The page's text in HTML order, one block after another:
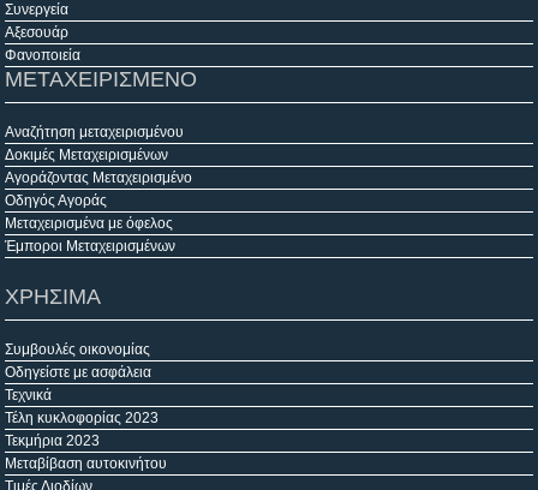
Συνεργεία
Αξεσουάρ
Φανοποιεία
ΜΕΤΑΧΕΙΡΙΣΜΕΝΟ
Αναζήτηση μεταχειρισμένου
Δοκιμές Μεταχειρισμένων
Αγοράζοντας Μεταχειρισμένο
Οδηγός Αγοράς
Μεταχειρισμένα με όφελος
Έμποροι Μεταχειρισμένων
ΧΡΗΣΙΜΑ
Συμβουλές οικονομίας
Οδηγείστε με ασφάλεια
Τεχνικά
Τέλη κυκλοφορίας 2023
Τεκμήρια 2023
Μεταβίβαση αυτοκινήτου